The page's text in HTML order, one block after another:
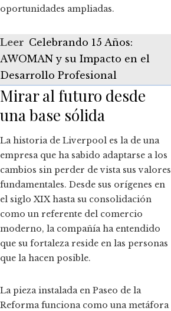
oportunidades ampliadas.
Leer Celebrando 15 Años:
AWOMAN y su Impacto en el
Desarrollo Profesional
Mirar al futuro desde
una base sólida
La historia de Liverpool es la de una
empresa que ha sabido adaptarse a los
cambios sin perder de vista sus valores
fundamentales. Desde sus orígenes en
el siglo XIX hasta su consolidación
como un referente del comercio
moderno, la compañía ha entendido
que su fortaleza reside en las personas
que la hacen posible.
La pieza instalada en Paseo de la
Reforma funciona como una metáfora